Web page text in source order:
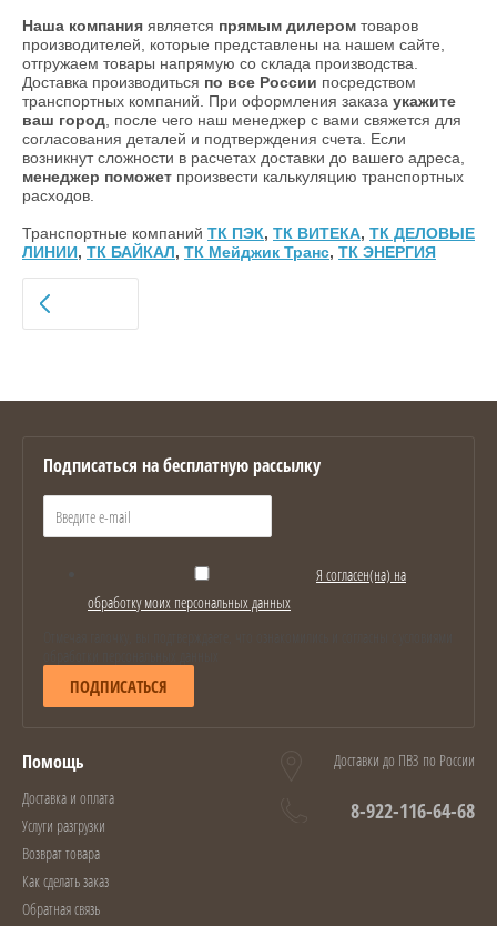
Наша компания является прямым дилером товаров
производителей, которые представлены на нашем сайте,
отгружаем товары напрямую со склада производства.
Доставка производиться по все России посредством
транспортных компаний. При оформления заказа укажите
ваш город, после чего наш менеджер с вами свяжется для
согласования деталей и подтверждения счета. Если
возникнут сложности в расчетах доставки до вашего адреса,
менеджер поможет произвести калькуляцию транспортных
расходов.
Транспортные компаний ТК ПЭК, ТК ВИТЕКА, ТК ДЕЛОВЫЕ
ЛИНИИ, ТК БАЙКАЛ, ТК Мейджик Транс, ТК ЭНЕРГИЯ
Подписаться на бесплатную рассылку
Я согласен(на) на
обработку моих персональных данных
ПОДПИСАТЬСЯ
Помощь
Доставка и оплата
Услуги разгрузки
Возврат товара
Как сделать заказ
Обратная связь
Доставки до ПВЗ по России
8-922-116-64-68